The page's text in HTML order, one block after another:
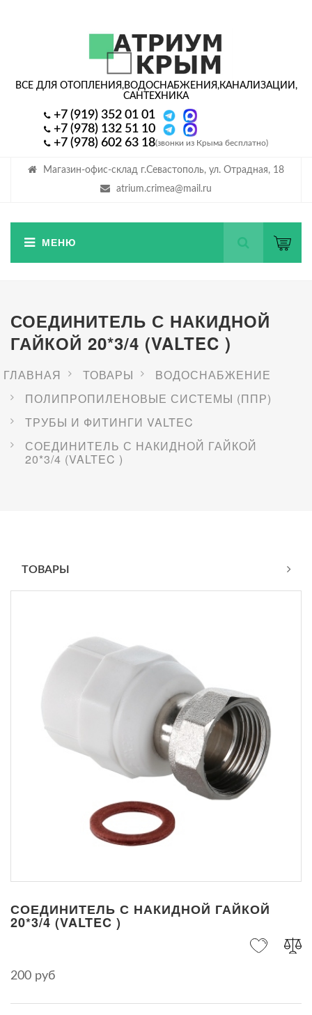
Магазин-офис-склад г.Севастополь, ул. Отрадная, 18
atrium.crimea@mail.ru
ВСЕ ДЛЯ ОТОПЛЕНИЯ,ВОДОСНАБЖЕНИЯ,КАНАЛИЗАЦИИ,
САНТЕХНИКА
+7 (919) 352 01 01
+7 (978) 132 51 10
+7 (978) 602 63 18(звонки из Крыма бесплатно)
СОЕДИНИТЕЛЬ С НАКИДНОЙ
ГАЙКОЙ 20*3/4 (VALTEC )
ГЛАВНАЯ ТОВАРЫ
BОДОСНАБЖЕНИЕ
ПОЛИПРОПИЛЕНОВЫЕ СИСТЕМЫ (ППР)
ТРУБЫ И ФИТИНГИ VALTEC
СОЕДИНИТЕЛЬ С НАКИДНОЙ ГАЙКОЙ
20*3/4 (VALTEC )
ТОВАРЫ
СОЕДИНИТЕЛЬ С НАКИДНОЙ ГАЙКОЙ
20*3/4 (VALTEC )
200 руб